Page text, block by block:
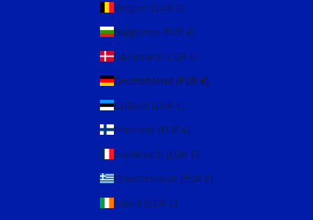
Belgien (EUR €)
Bulgarien (EUR €)
Dänemark (EUR €)
Deutschland (EUR €)
Estland (EUR €)
Finnland (EUR €)
Frankreich (EUR €)
Griechenland (EUR €)
Irland (EUR €)